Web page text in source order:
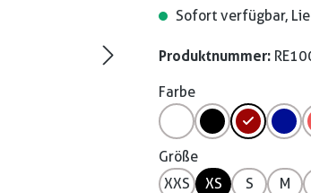
Sofort verfügbar,
Produktnummer:
Farbe
Größe
XXS
XS S M